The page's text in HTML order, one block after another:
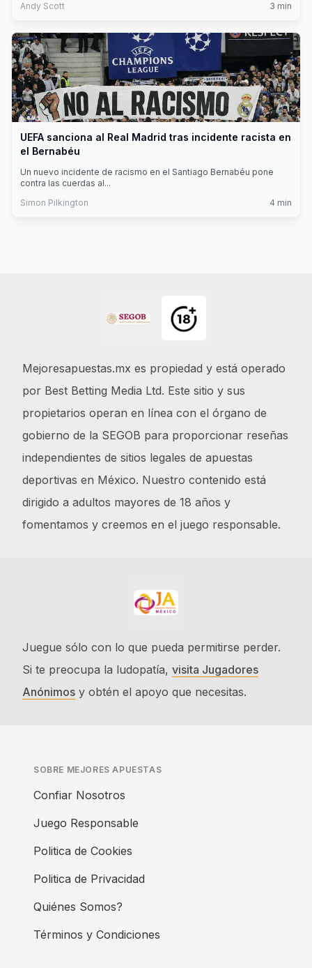
Andy Scott 3 min
UEFA sanciona al Real Madrid tras incidente racista en
el Bernabéu
Un nuevo incidente de racismo en el Santiago Bernabéu pone
contra las cuerdas al...
Simon Pilkington
4 min
Mejoresapuestas.mx es propiedad y está operado
por Best Betting Media Ltd. Este sitio y sus
propietarios operan en línea con el órgano de
gobierno de la SEGOB para proporcionar reseñas
independientes de sitios legales de apuestas
deportivas en México. Nuestro contenido está
dirigido a adultos mayores de 18 años y
fomentamos y creemos en el juego responsable.
Juegue sólo con lo que pueda permitirse perder.
Si te preocupa la ludopatía, visita Jugadores
Anónimos y obtén el apoyo que necesitas.
SOBRE MEJORES APUESTAS
Confiar Nosotros
Juego Responsable
Politica de Cookies
Politica de Privacidad
Quiénes Somos?
Términos y Condiciones